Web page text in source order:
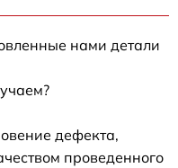
нами детали
дефекта,
проведенного